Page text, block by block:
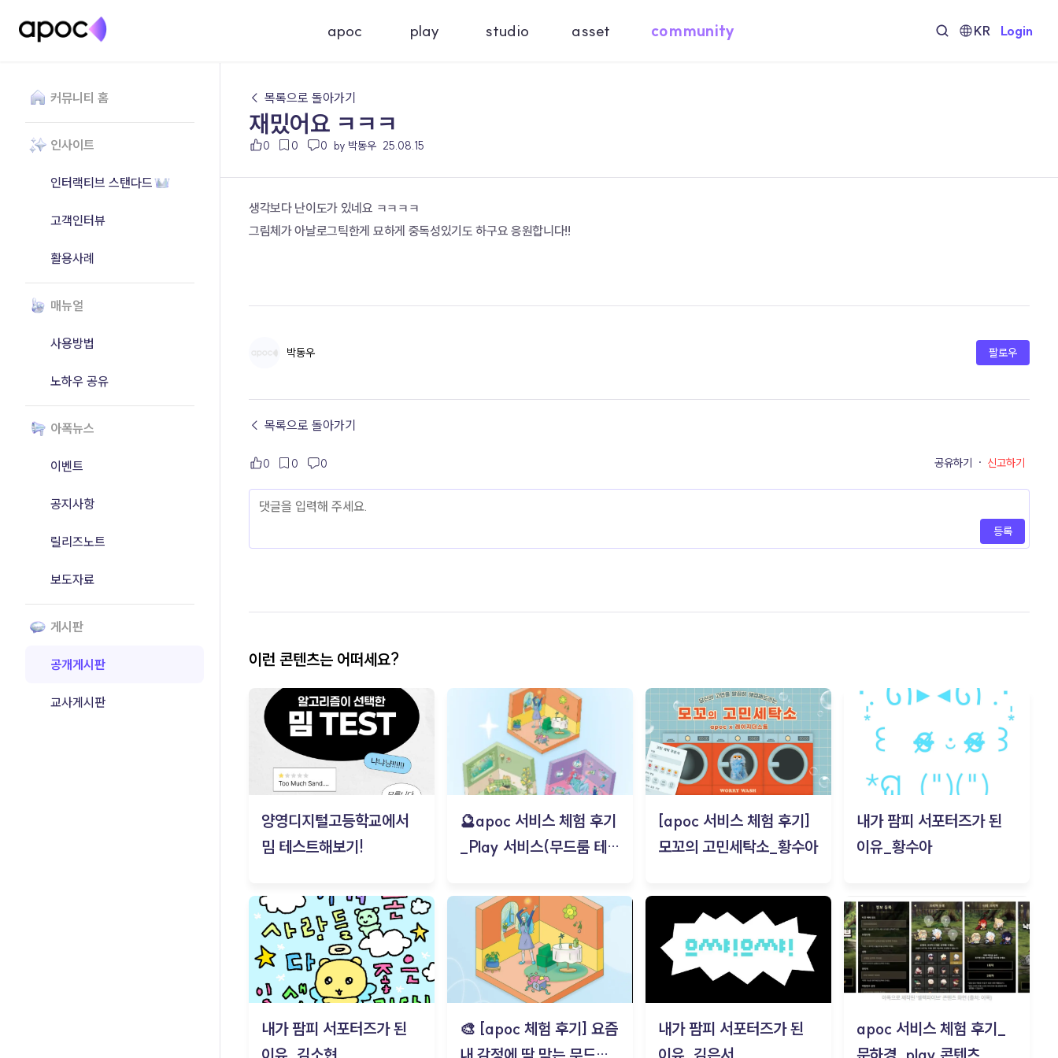
apoc play studio asset community KR Login
커뮤니티 홈
인사이트
인터랙티브 스탠다드
고객인터뷰
활용사례
매뉴얼
사용방법
노하우 공유
아폭뉴스
이벤트
공지사항
릴리즈노트
보도자료
게시판
공개게시판
교사게시판
← 목록으로 돌아가기
재밌어요 ㅋㅋㅋ
0 0 0 by 박동우 25.08.15
생각보다 난이도가 있네요 ㅋㅋㅋㅋ
그림체가 아날로그틱한게 묘하게 중독성있기도 하구요 응원합니다!!
박동우 팔로우
← 목록으로 돌아가기
0 0 0 공유하기 · 신고하기
등록
이런 콘텐츠는 어떠세요?
양영디지털고등학교에서
밈 테스트해보기!
🔮apoc 서비스 체험 후기
_Play 서비스(무드룸 테스
[apoc 서비스 체험 후기]
모꼬의 고민세탁소_황수아
내가 팜피 서포터즈가 된
이유_황수아
내가 팜피 서포터즈가 된
🎨 [apoc 체험 후기] 요즘
내가 팜피 서포터즈가 된
apoc 서비스 체험 후기_